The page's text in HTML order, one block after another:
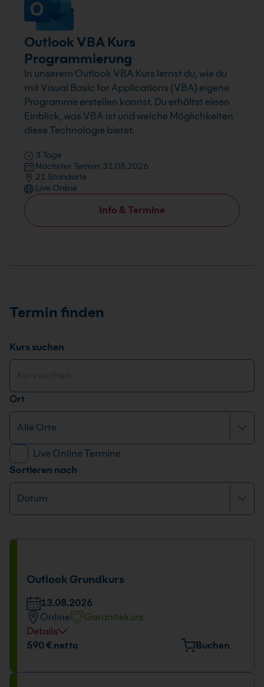
Outlook VBA Kurs
Programmierung
In unserem Outlook VBA Kurs lernst du, wie du
mit Visual Basic for Applications (VBA) eigene
Programme erstellen kannst. Du erhältst einen
Einblick, was VBA ist und welche Möglichkeiten
diese Technologie bietet.
3 Tage
Nächster Termin: 31.08.2026
21 Standorte
Live Online
Info & Termine
Termin finden
Kurs suchen
Ort
Live Online Termine
Sortieren nach
Outlook Grundkurs
13.08.2026
Online
Garantiekurs
Details
Tage und Uhrzeit
590 € netto Buchen